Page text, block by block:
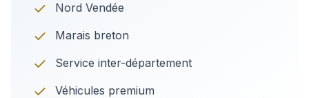
Nord Vendée
Marais breton
Service inter-département
Véhicules premium